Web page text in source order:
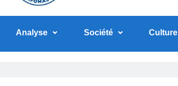
Analyse Société Culture